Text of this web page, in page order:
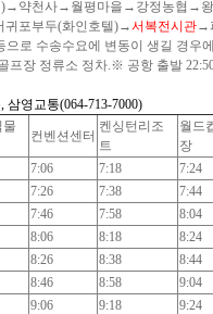
약천사→월평마을→강정농협→
포부두(화인호텔)→서복전시관→
으로 수송수요에 변동이 생길 경
프장 정류소 정차.※ 공항 출발
삼영교통(064-713-7000)
물
컨벤션센터
켄싱턴리조
트
월드
장
7:06 7:18 7:24
7:26 7:38 7:44
7:46 7:58 8:04
8:06 8:18 8:24
8:26 8:38 8:44
8:46 8:58 9:04
9:06 9:18 9:24